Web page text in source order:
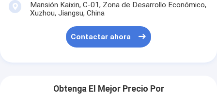
Mansión Kaixin, C-01, Zona de Desarrollo Económico,
Xuzhou, Jiangsu, China
Contactar ahora
Obtenga El Mejor Precio Por